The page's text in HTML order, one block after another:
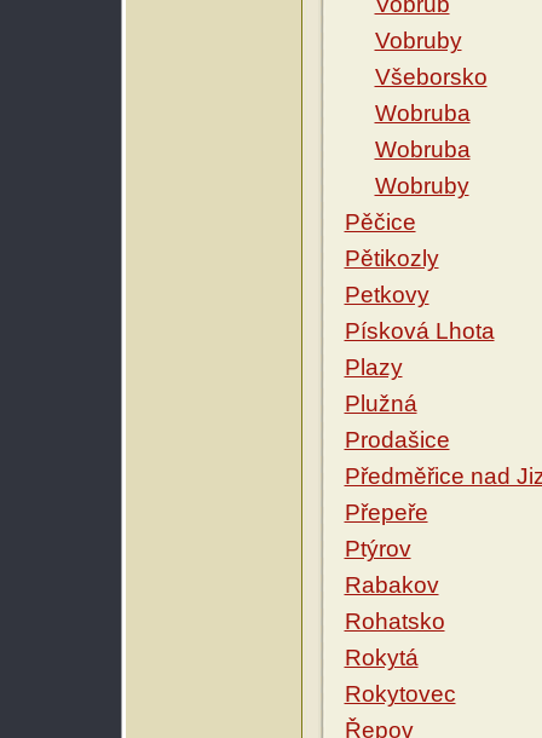
Vobruby
Všeborsko
Wobruba
Wobruba
Wobruby
Pěčice
Pětikozly
Petkovy
Písková Lhota
Plazy
Plužná
Prodašice
Předměřice nad
Přepeře
Ptýrov
Rabakov
Rohatsko
Rokytá
Rokytovec
Řepov